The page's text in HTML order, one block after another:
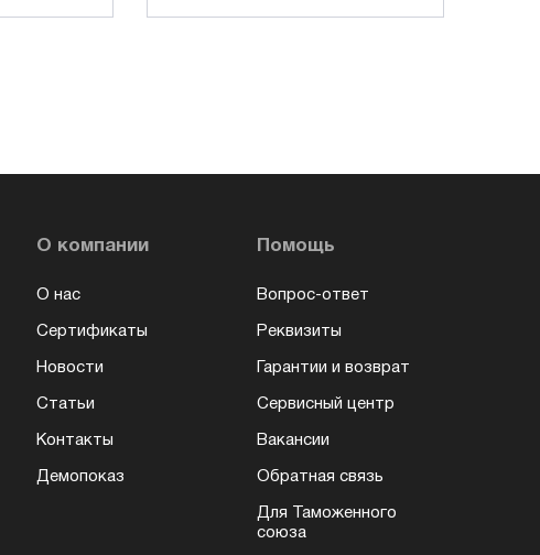
О компании
О нас
Сертификаты
Новости
Статьи
Контакты
Демопоказ
Помощь
Вопрос-ответ
Реквизиты
Гарантии и возврат
Сервисный центр
Вакансии
Обратная связь
Для Таможенного
союза